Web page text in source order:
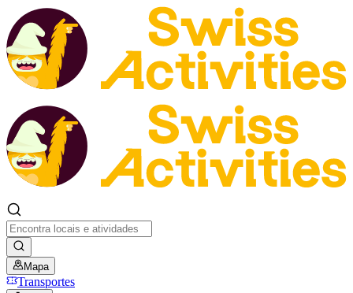
Mapa
Transportes